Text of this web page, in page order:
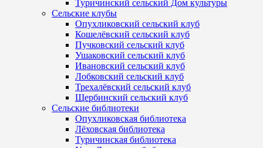
Туричинский сельский Дом культуры
Сельские клубы
Опухликовский сельский клуб
Кошелёвский сельский клуб
Пучковский сельский клуб
Ушаковский сельский клуб
Ивановский сельский клуб
Лобковский сельский клуб
Трехалёвский сельский клуб
Щербинский сельский клуб
Сельские библиотеки
Опухликовская библиотека
Лёховская библиотека
Туричинская библиотека